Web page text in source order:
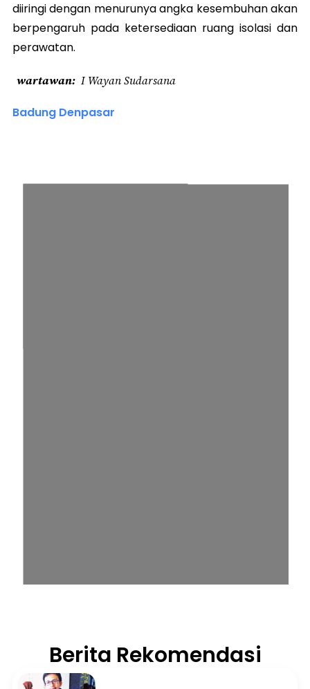
diiringi dengan menurunya angka kesembuhan akan
berpengaruh pada ketersediaan ruang isolasi dan
perawatan.
wartawan I Wayan Sudarsana
Badung Denpasar
Berita Rekomendasi